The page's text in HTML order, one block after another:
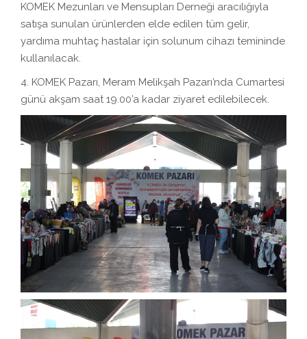
KOMEK Mezunları ve Mensupları Derneği aracılığıyla
satışa sunulan ürünlerden elde edilen tüm gelir,
yardıma muhtaç hastalar için solunum cihazı temininde
kullanılacak.
4. KOMEK Pazarı, Meram Melikşah Pazarı’nda Cumartesi
günü akşam saat 19.00’a kadar ziyaret edilebilecek.